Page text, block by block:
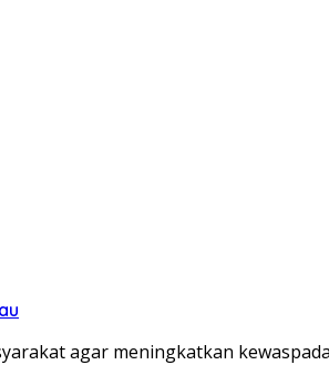
agar meningkatkan